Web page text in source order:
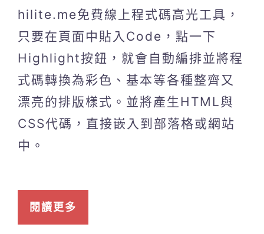
hilite.me免費線上程式碼高光工具，
只要在頁面中貼入Code，點一下
Highlight按鈕，就會自動編排並將程
式碼轉換為彩色、基本等各種整齊又
漂亮的排版樣式。並將產生HTML與
CSS代碼，直接嵌入到部落格或網站
中。
閱讀更多